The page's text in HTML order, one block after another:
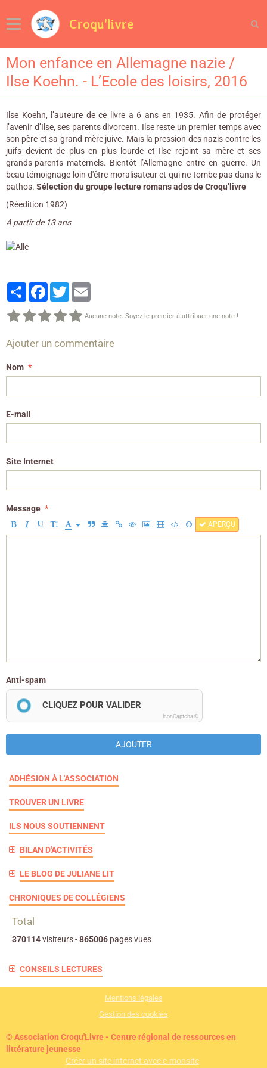
Croqu'livre
Mon enfance en Allemagne nazie /
Ilse Koehn. - L’Ecole des loisirs, 2016
Ilse Koehn, l’auteure de ce livre a 6 ans en 1935. Afin de protéger
l’avenir d’Ilse, ses parents divorcent. Ilse reste un premier temps avec
son père et sa grand-mère juive. Mais la pression des nazis contre les
juifs devient de plus en plus lourde et Ilse rejoint sa mère et ses
grands-parents maternels. Bientôt l’Allemagne entre en guerre. Un
beau témoignage loin d'être moralisateur et qui ne tombe pas dans le
pathos. Sélection du groupe lecture romans ados de Croqu’livre
(Réedition 1982)
A partir de 13 ans
PartagerFacebook
Twitter
Aucune note. Soyez le premier à attribuer une note !
Ajouter un commentaire
Nom
E-mail
Site Internet
Message
APERÇU
Anti-spam
CLIQUEZ POUR VALIDER
IconCaptcha ©
AJOUTER
ADHÉSION À L'ASSOCIATION
TROUVER UN LIVRE
ILS NOUS SOUTIENNENT
BILAN D'ACTIVITÉS
LE BLOG DE JULIANE LIT
CHRONIQUES DE COLLÉGIENS
Total
370114visiteurs -865006 pages vues
CONSEILS LECTURES
Mentions légales
Gestion des cookies
© Association Croqu'Livre - Centre régional de ressources en
littérature jeunesse
Créer un site internet avec e-monsite